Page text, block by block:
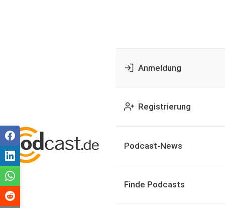
Anmeldung
Registrierung
Podcast-News
Finde Podcasts